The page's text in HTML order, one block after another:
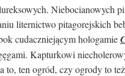
Niebocianowych
liternictwo pitagorejskich
cudaczniejącym hologamie
Kapturkowi
to, ten ogród, czy ogrody to